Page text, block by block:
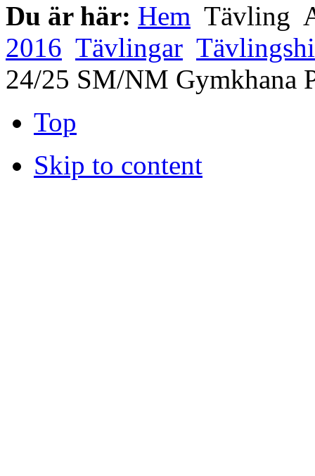
Du är här: Hem Tävling
2016 Tävlingar
24/25 SM/NM Gymkhana
Top
Skip to content